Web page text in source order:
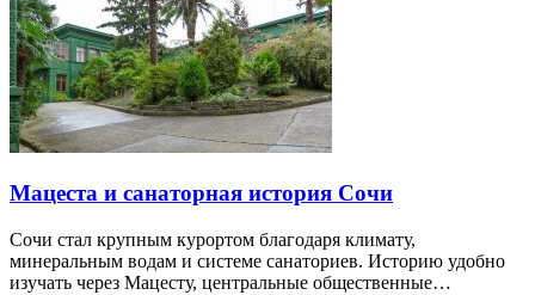
Мацеста и санаторная история Сочи
Сочи стал крупным курортом благодаря климату,
минеральным водам и системе санаториев. Историю удобно
изучать через Мацесту, центральные общественные…